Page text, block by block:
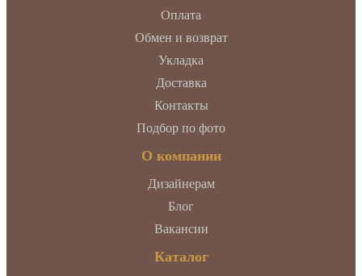
Оплата
Обмен и возврат
Укладка
Доставка
Контакты
Подбор по фото
О компании
Дизайнерам
Блог
Вакансии
Каталог